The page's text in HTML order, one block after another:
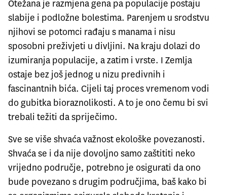
Otežana je razmjena gena pa populacije postaju
slabije i podložne bolestima. Parenjem u srodstvu
njihovi se potomci rađaju s manama i nisu
sposobni preživjeti u divljini. Na kraju dolazi do
izumiranja populacije, a zatim i vrste. I Zemlja
ostaje bez još jednog u nizu predivnih i
fascinantnih bića. Cijeli taj proces vremenom vodi
do gubitka bioraznolikosti. A to je ono čemu bi svi
trebali težiti da spriječimo.
Sve se više shvaća važnost ekološke povezanosti.
Shvaća se i da nije dovoljno samo zaštititi neko
vrijedno područje, potrebno je osigurati da ono
bude povezano s drugim područjima, baš kako bi